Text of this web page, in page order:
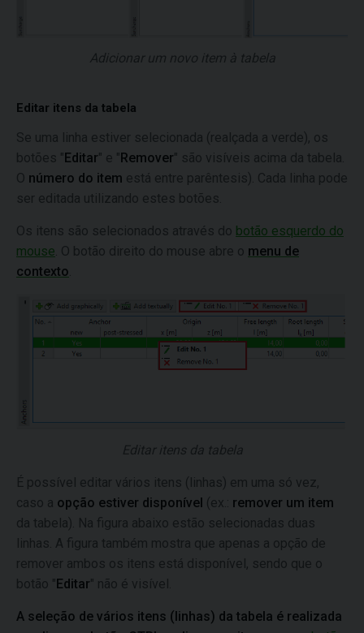
Adicionar um novo item à tabela
Editar itens da tabela
Se uma linha estiver selecionada (realçada a verde), os
botões "Editar" e "Remover" são visíveis acima da tabela.
O número do item está entre parêntesis). Cada linha pode
ser editada utilizando estes botões.
Os itens são selecionados através do botão esquerdo do
mouse . O botão direito do mouse abre o menu de
contexto
Editar itens da tabela
É possível editar vários itens (linhas) em uma só vez,
caso a opção estiver disponível (ex.: remover um item
da tabela). Na figura abaixo estão selecionadas duas
linhas. A figura também mostra que apenas a opção de
remover ambos os itens está disponível, sendo que o
botão "Editar" não é visível.
A seleção de vários itens (linhas) da tabela é realizada